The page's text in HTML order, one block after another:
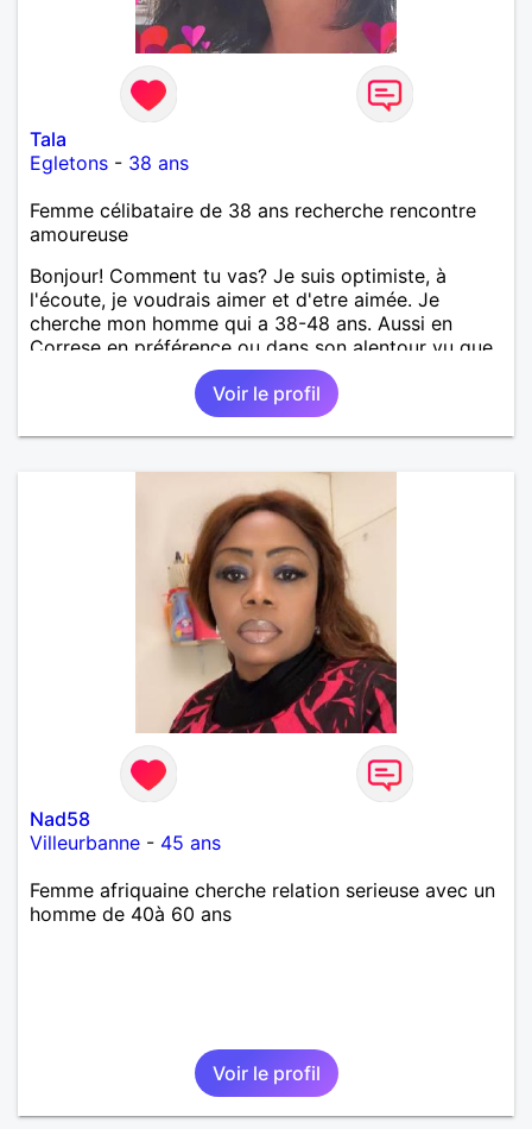
Tala
Egletons - 38 ans
Femme célibataire de 38 ans recherche rencontre
amoureuse
Bonjour! Comment tu vas? Je suis optimiste, à
l'écoute, je voudrais aimer et d'etre aimée. Je
cherche mon homme qui a 38-48 ans. Aussi en
Correse en préférence ou dans son alentour vu que
je travaille en CDI et je ne peux pas souvent
voyager loin. Merci. Bon chance à tout le monde.
Voir le profil
Nad58
Villeurbanne - 45 ans
Femme afriquaine cherche relation serieuse avec un
homme de 40à 60 ans
Voir le profil